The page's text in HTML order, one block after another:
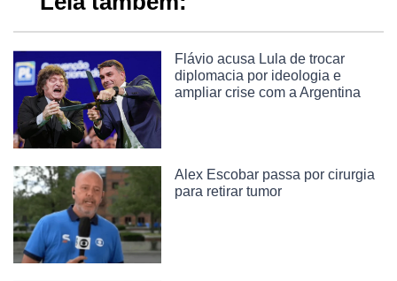
Flávio acusa Lula de trocar
diplomacia por ideologia e
ampliar crise com a Argentina
Alex Escobar passa por cirurgia
para retirar tumor